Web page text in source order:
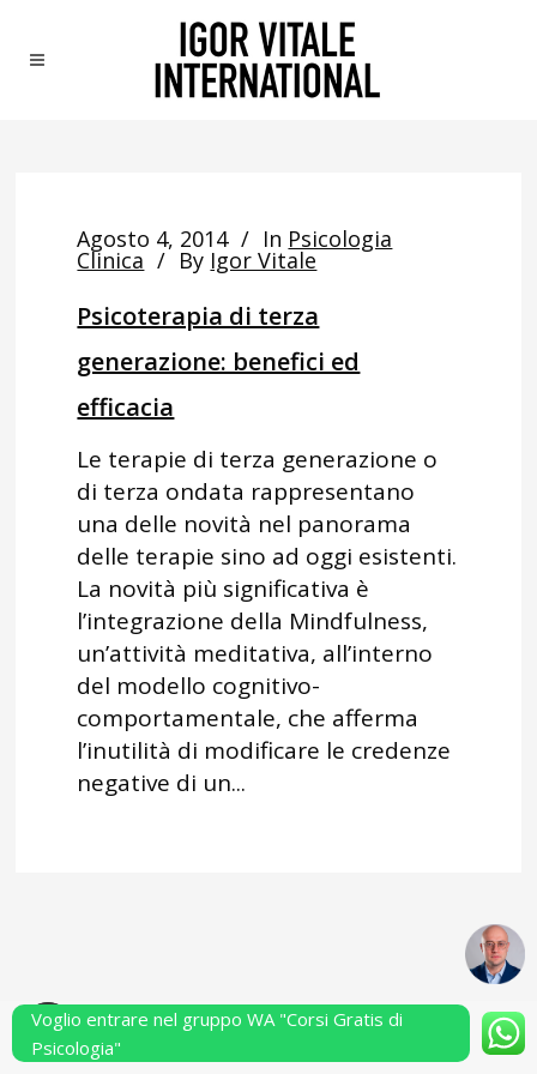
Agosto 4, 2014 In Psicologia
Clinica By Igor Vitale
Psicoterapia di terza
generazione: benefici ed
efficacia
Le terapie di terza generazione o
di terza ondata rappresentano
una delle novità nel panorama
delle terapie sino ad oggi esistenti.
La novità più significativa è
l’integrazione della Mindfulness,
un’attività meditativa, all’interno
del modello cognitivo-
comportamentale, che afferma
l’inutilità di modificare le credenze
negative di un...
Powered by Performarsi S.a.s.
Voglio entrare nel gruppo WA "Corsi Gratis di
Psicologia"